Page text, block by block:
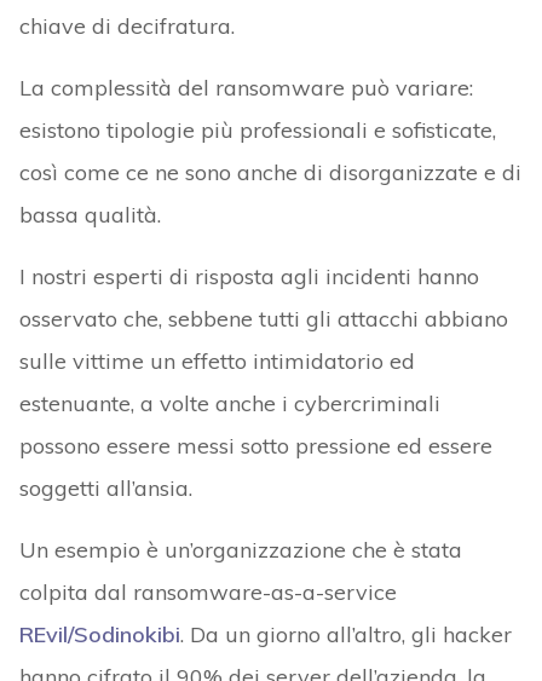
chiave di decifratura.
La complessità del ransomware può variare:
esistono tipologie più professionali e sofisticate,
così come ce ne sono anche di disorganizzate e di
bassa qualità.
I nostri esperti di risposta agli incidenti hanno
osservato che, sebbene tutti gli attacchi abbiano
sulle vittime un effetto intimidatorio ed
estenuante, a volte anche i cybercriminali
possono essere messi sotto pressione ed essere
soggetti all’ansia.
Un esempio è un’organizzazione che è stata
colpita dal ransomware-as-a-service
REvil/Sodinokibi. Da un giorno all’altro, gli hacker